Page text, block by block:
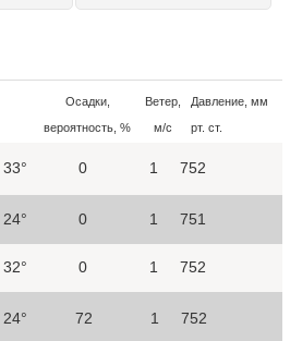
Осадки,
вероятность, %
Ветер,
м/с
Давление, мм
рт. ст.
33° 0 1 752
24° 0 1 751
32° 0 1 752
24° 72 1 752